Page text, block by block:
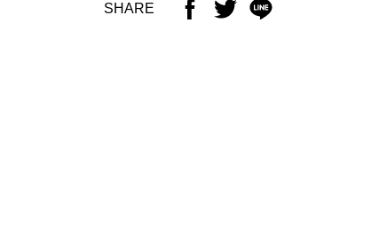
SHARE